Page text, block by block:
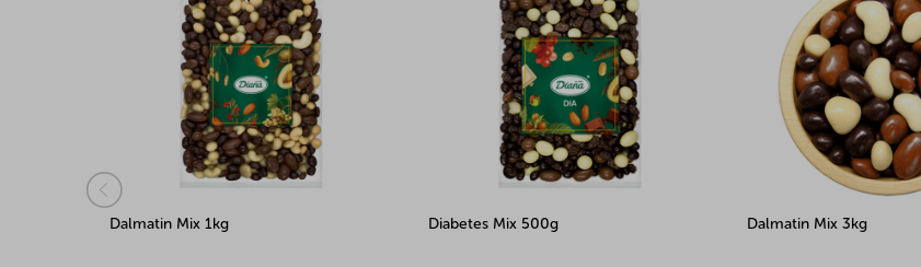
Diabetes Mix 500g Dalmatin Mix 3kg Diabetes Mix 1kg